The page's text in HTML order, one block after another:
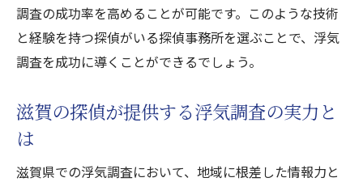
調査の成功率を高めることが可能です。このような技術
と経験を持つ探偵がいる探偵事務所を選ぶことで、浮気
調査を成功に導くことができるでしょう。
滋賀の探偵が提供する浮気調査の実力と
は
滋賀県での浮気調査において、地域に根差した情報力と